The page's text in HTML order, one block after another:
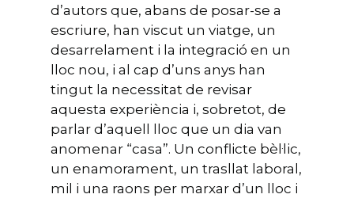
d’autors que, abans de posar-se a
escriure, han viscut un viatge, un
desarrelament i la integració en un
lloc nou, i al cap d’uns anys han
tingut la necessitat de revisar
aquesta experiència i, sobretot, de
parlar d’aquell lloc que un dia van
anomenar “casa”. Un conflicte bèl·lic,
un enamorament, un trasllat laboral,
mil i una raons per marxar d’un lloc i